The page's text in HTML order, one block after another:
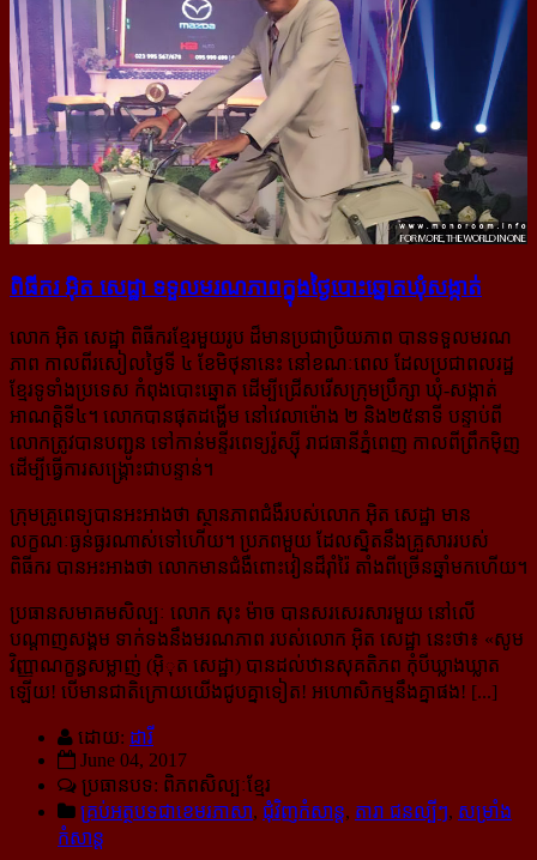
ពិធីករ អ៊ិត សេដ្ឋា ទទួល​មរណភាព​ក្នុង​ថ្ងៃ​បោះ​ឆ្នោត​ឃុំ​សង្កាត់
លោក អ៊ិត សេដ្ឋា ពិធីករខ្មែរមួយរូប ដ៏មានប្រជាប្រិយភាព បានទទួលមរណ
ភាព កាលពីរសៀលថ្ងៃទី ៤ ខែមិថុនានេះ នៅខណៈពេល ដែលប្រជាពលរដ្ឋ
ខ្មែរទូទាំងប្រទេស កំពុងបោះឆ្នោត ដើម្បីជ្រើសរើសក្រុមប្រឹក្សា ឃុំ-សង្កាត់
អាណត្តិទី៤។ លោកបានផុតដង្ហើម នៅវេលាម៉ោង ២ និង២៥នាទី បន្ទាប់ពី
លោកត្រូវបានបញ្ជូន ទៅកាន់មន្ទីរពេទ្យរ៉ូស្ស៊ី រាជធានីភ្នំពេញ កាលពីព្រឹកម៉ិញ
ដើម្បីធ្វើការសង្គ្រោះជាបន្ទាន់។
ក្រុមគ្រូពេទ្យបានអះអាងថា ស្ថានភាពជំងឺរបស់លោក អ៊ិត សេដ្ឋា មាន
លក្ខណៈធ្ងន់ធ្ងរណាស់ទៅហើយ។ ប្រភពមួយ ដែលស្និតនឹងគ្រួសាររបស់
ពិធីករ បានអះអាងថា លោកមានជំងឺពោះវៀនដ៏រ៉ាំរ៉ៃ តាំងពីច្រើនឆ្នាំមកហើយ។
ប្រធាន​សមាគមសិល្បៈ លោក សុះ ម៉ាច បានសរសេរសារមួយ នៅលើ
បណ្ដាញសង្គម ទាក់ទងនឹងមរណភាព របស់លោក អ៊ិត សេដ្ឋា នេះថា៖ «សូម
វិញ្ញាណក្ខន្ធសម្លាញ់ (អ៊ិុត សេដ្ឋា) បានដល់ឋានសុគតិភព កុំបីឃ្លាងឃ្លាត
ឡើយ! បើមានជាតិក្រោយយើងជូបគ្នាទៀត! អហោសិកម្មនឹងគ្នាផង! [...]
ដោយ: ដារី
June 04, 2017
ប្រធានបទ: ពិភពសិល្បៈខ្មែរ
គ្រប់អត្ថបទជាខេមរភាសា, ជុំវិញកំសាន្ដ, តារា ជនល្បីៗ, សម្រាំង
កំសាន្ដ